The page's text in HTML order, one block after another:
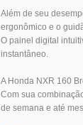
Além de seu
ergonômico e o
O painel digital
instantâneo.
A Honda NXR 160
Com sua
de semana e até